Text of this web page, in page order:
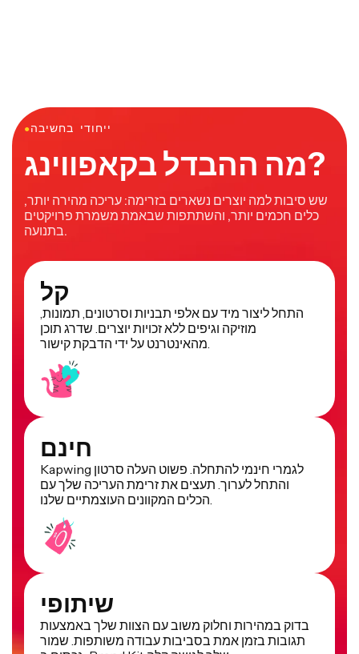
●ייחודי בחשיבה
מה ההבדל בקאפווינג?
שש סיבות למה יוצרים נשארים בזרימה: עריכה מהירה יותר,
כלים חכמים יותר, והשתתפות שבאמת משמרת פרויקטים
בתנועה.
קל
התחל ליצור מיד עם אלפי תבניות וסרטונים, תמונות,
מוזיקה וגיפים ללא זכויות יוצרים. שדרג תוכן
חינם
Kapwing לגמרי חינמי להתחלה. פשוט העלה סרטון
והתחל לערוך. תעצים את זרימת העריכה שלך עם
שיתופי
בדוק במהירות וחלוק משוב עם הצוות שלך באמצעות
תגובות בזמן אמת בסביבות עבודה משותפות. שמור